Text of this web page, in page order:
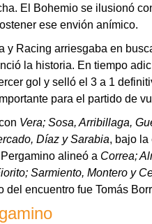
El Bohemio se ilusionó
ese envión anímico.
y Racing arriesgaba en
la historia. En tiempo
gol y selló el 3 a 1
para el partido de
Vera; Sosa, Arribillaga,
Díaz y Sarabia, bajo la
alineó a Correa;
Sarmiento, Montero y
del encuentro fue Tomás